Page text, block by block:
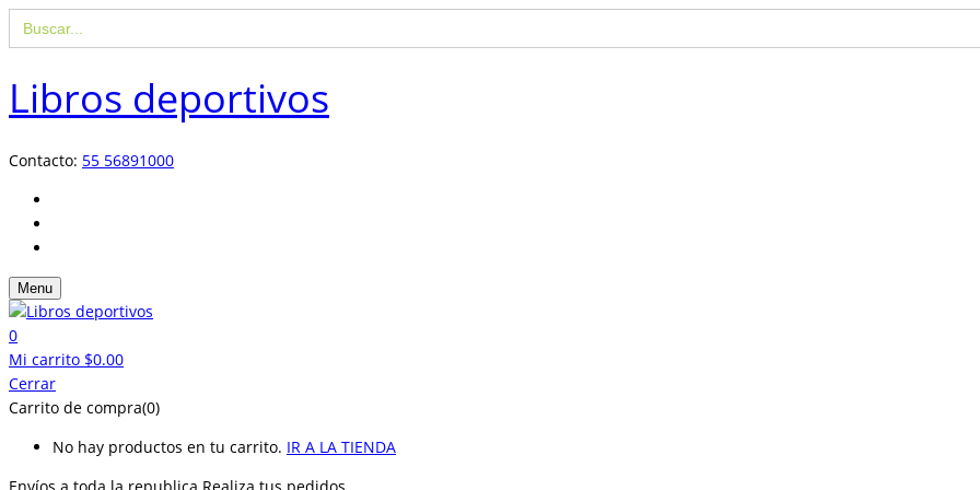
Buscar:
Libros deportivos
Contacto: 55 56891000
Menu
0
Mi carrito $0.00
Cerrar
Carrito de compra(0)
No hay productos en tu carrito. IR A LA TIENDA